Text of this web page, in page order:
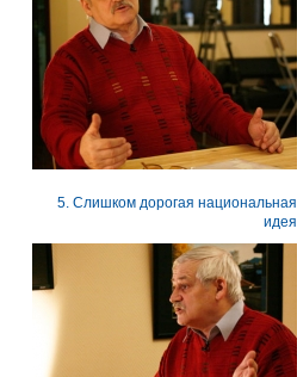
5. Слишком дорогая национальная
идея